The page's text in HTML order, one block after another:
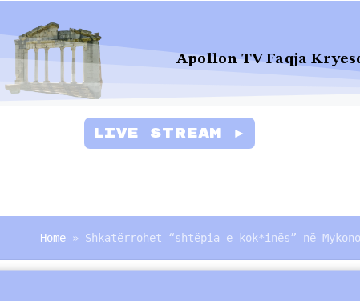
Apollon TV Faqja
Live Stream ►
Home » Shkatërrohet “shtëpia e kok*inës” në